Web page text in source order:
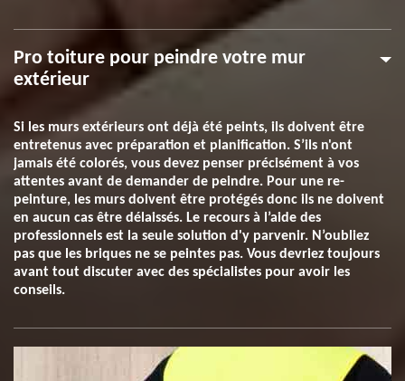
Pro toiture pour peindre votre mur
extérieur
Si les murs extérieurs ont déjà été peints, ils doivent être
entretenus avec préparation et planification. S’ils n'ont
jamais été colorés, vous devez penser précisément à vos
attentes avant de demander de peindre. Pour une re-
peinture, les murs doivent être protégés donc ils ne doivent
en aucun cas être délaissés. Le recours à l’aide des
professionnels est la seule solution d'y parvenir. N’oubliez
pas que les briques ne se peintes pas. Vous devriez toujours
avant tout discuter avec des spécialistes pour avoir les
conseils.